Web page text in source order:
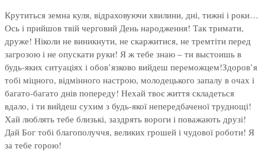
Крутиться земна куля, відраховуючи хвилини, дні, тижні і роки…
Ось і прийшов твій черговий День народження! Так тримати,
друже! Ніколи не виникнути, не скаржитися, не тремтіти перед
загрозою і не опускати руки! Я ж тебе знаю – ти выстоишь в
будь-яких ситуаціях і обов’язково вийдеш переможцем!Здоров’я
тобі міцного, відмінного настрою, молодецького запалу в очах і
багато-багато днів попереду! Нехай твоє життя складеться
вдало, і ти вийдеш сухим з будь-якої непередбаченої труднощі!
Хай люблять тебе близькі, заздрять вороги і поважають друзі!
Дай Бог тобі благополуччя, великих грошей і чудової роботи! Я
за тебе горою!